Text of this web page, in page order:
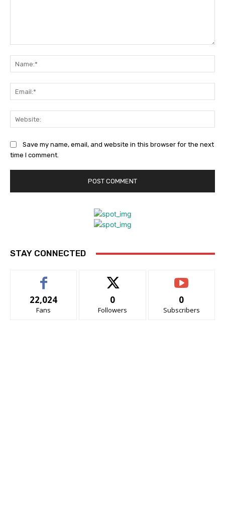
Save my name, email, and website in this browser for the next
time I comment.
STAY CONNECTED
22,024
Fans
0
Followers
0
Subscribers